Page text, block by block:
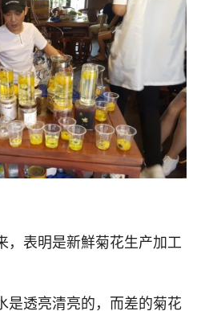
，表明是新鮮菊花生产加工
是透亮清亮的，而差的菊花